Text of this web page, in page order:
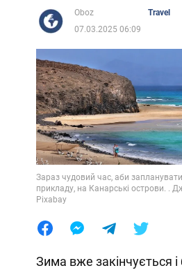
Oboz
Travel
07.03.2025 06:09
Зараз чудовий час, аби
прикладу, на Канарські острови. .
Pixabay
Зима вже закінчується